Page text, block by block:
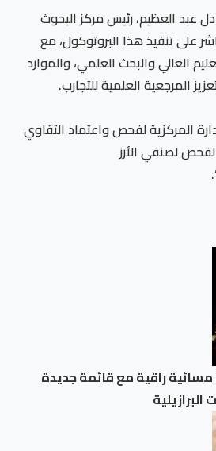
عبد العظيم، رئيس مركز البحوث
على تنفيذ هذا البروتوكول، مع
العالي والبحث العلمي، والموارد
المرجعية العلمية للتجارب.
المركزية لفحص واعتماد التقاوي
لصنفي الأرز
راقية مع قائمة جديدة